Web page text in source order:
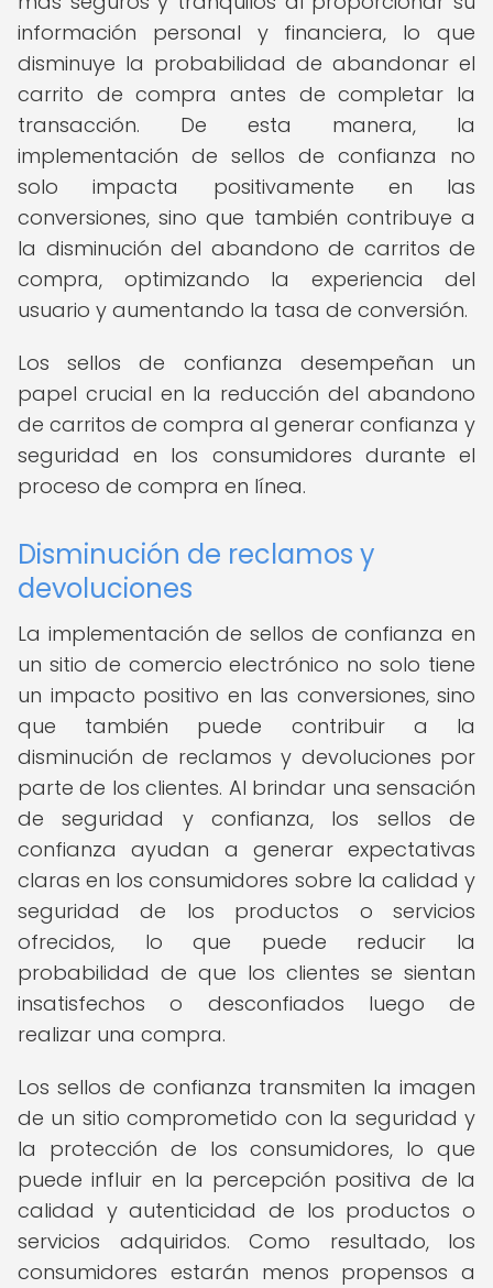
información personal y financiera, lo que
disminuye la probabilidad de abandonar el
carrito de compra antes de completar la
transacción. De esta manera, la
implementación de sellos de confianza no
solo impacta positivamente en las
conversiones, sino que también contribuye a
la disminución del abandono de carritos de
compra, optimizando la experiencia del
usuario y aumentando la tasa de conversión.
Los sellos de confianza desempeñan un
papel crucial en la reducción del abandono
de carritos de compra al generar confianza y
seguridad en los consumidores durante el
proceso de compra en línea.
Disminución de reclamos y
devoluciones
La implementación de sellos de confianza en
un sitio de comercio electrónico no solo tiene
un impacto positivo en las conversiones, sino
que también puede contribuir a la
disminución de reclamos y devoluciones por
parte de los clientes. Al brindar una sensación
de seguridad y confianza, los sellos de
confianza ayudan a generar expectativas
claras en los consumidores sobre la calidad y
seguridad de los productos o servicios
ofrecidos, lo que puede reducir la
probabilidad de que los clientes se sientan
insatisfechos o desconfiados luego de
realizar una compra.
Los sellos de confianza transmiten la imagen
de un sitio comprometido con la seguridad y
la protección de los consumidores, lo que
puede influir en la percepción positiva de la
calidad y autenticidad de los productos o
servicios adquiridos. Como resultado, los
consumidores estarán menos propensos a